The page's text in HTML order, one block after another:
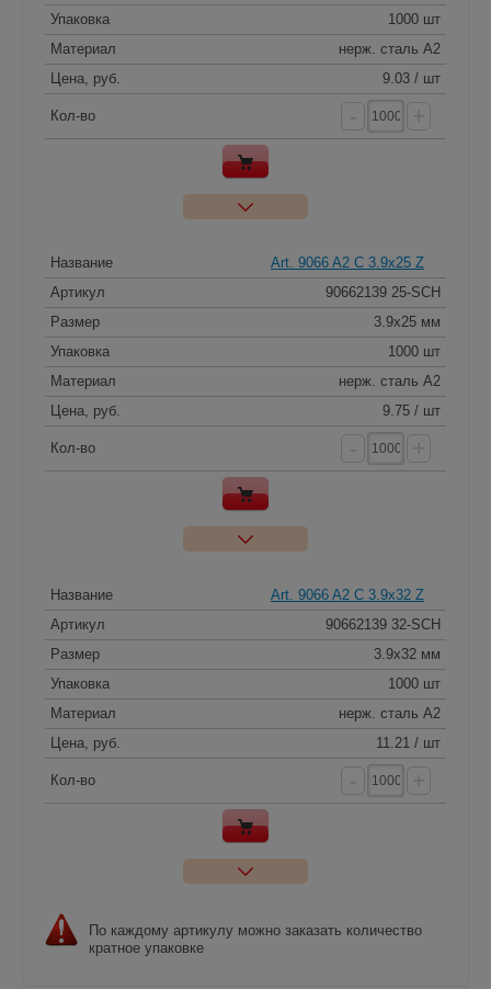
Упаковка
1000 шт
Материал
нерж. сталь A2
Цена, руб.
9.03 / шт
Кол-во
Название
Art. 9066 A2 C 3.9x25 Z
Артикул
90662139 25-SCH
Размер
3.9x25 мм
Упаковка
1000 шт
Материал
нерж. сталь A2
Цена, руб.
9.75 / шт
Кол-во
Название
Art. 9066 A2 C 3.9x32 Z
Артикул
90662139 32-SCH
Размер
3.9x32 мм
Упаковка
1000 шт
Материал
нерж. сталь A2
Цена, руб.
11.21 / шт
Кол-во
По каждому артикулу можно заказать количество
кратное упаковке